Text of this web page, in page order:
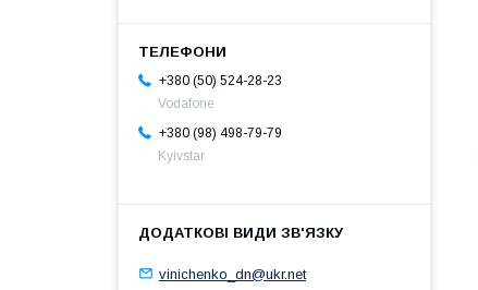
+380 (50) 524-28-23
Vodafone
+380 (98) 498-79-79
Kyivstar
vinichenko_dn@ukr.net